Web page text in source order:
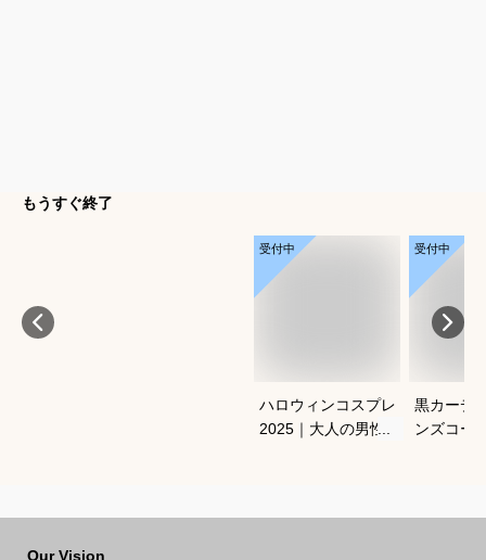
もうすぐ終了
受付中
ハロウィンコスプレ
2025｜大人の男性向
受付中
黒カーデ
ンズコー
Our Vision